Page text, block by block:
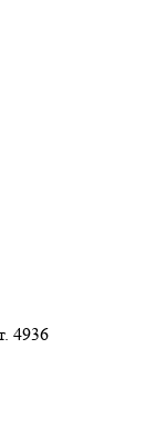
4936